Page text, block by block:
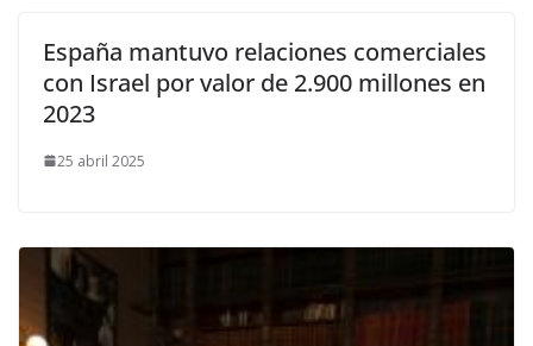
España mantuvo relaciones comerciales
con Israel por valor de 2.900 millones en
2023
25 abril 2025